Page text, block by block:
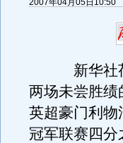
2007年04月05日10:50
新华社荷
两场未尝胜绩
英超豪门利物
冠军联赛四